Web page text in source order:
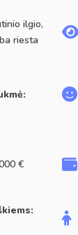
ilgio,
riesta
€